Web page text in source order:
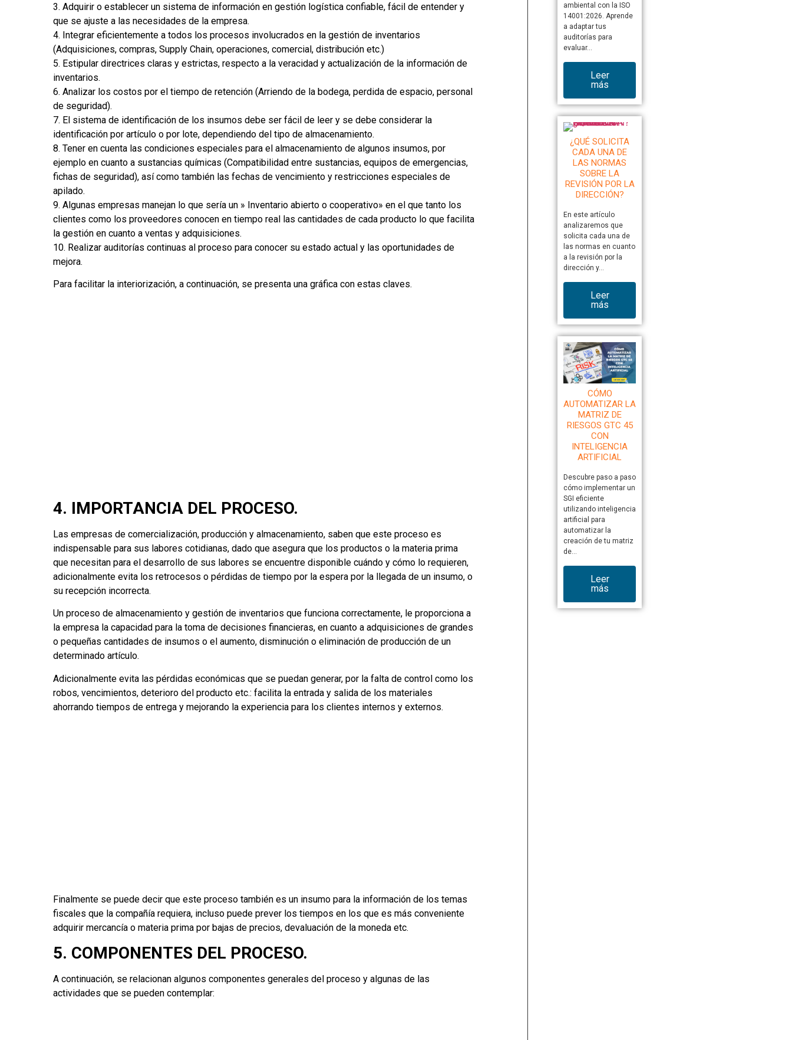
3. Adquirir o establecer un sistema de información en gestión logística confiable, fácil de entender y
que se ajuste a las necesidades de la empresa.
4. Integrar eficientemente a todos los procesos involucrados en la gestión de inventarios
(Adquisiciones, compras, Supply Chain, operaciones, comercial, distribución etc.)
5. Estipular directrices claras y estrictas, respecto a la veracidad y actualización de la información de
inventarios.
6. Analizar los costos por el tiempo de retención (Arriendo de la bodega, perdida de espacio, personal
de seguridad).
7. El sistema de identificación de los insumos debe ser fácil de leer y se debe considerar la
identificación por artículo o por lote, dependiendo del tipo de almacenamiento.
8. Tener en cuenta las condiciones especiales para el almacenamiento de algunos insumos, por
ejemplo en cuanto a sustancias químicas (Compatibilidad entre sustancias, equipos de emergencias,
fichas de seguridad), así como también las fechas de vencimiento y restricciones especiales de
apilado.
9. Algunas empresas manejan lo que sería un » Inventario abierto o cooperativo» en el que tanto los
clientes como los proveedores conocen en tiempo real las cantidades de cada producto lo que facilita
la gestión en cuanto a ventas y adquisiciones.
10. Realizar auditorías continuas al proceso para conocer su estado actual y las oportunidades de
mejora.
Para facilitar la interiorización, a continuación, se presenta una gráfica con estas claves.
4. IMPORTANCIA DEL PROCESO.
Las empresas de comercialización, producción y almacenamiento, saben que este proceso es
indispensable para sus labores cotidianas, dado que asegura que los productos o la materia prima
que necesitan para el desarrollo de sus labores se encuentre disponible cuándo y cómo lo requieren,
adicionalmente evita los retrocesos o pérdidas de tiempo por la espera por la llegada de un insumo, o
su recepción incorrecta.
Un proceso de almacenamiento y gestión de inventarios que funciona correctamente, le proporciona a
la empresa la capacidad para la toma de decisiones financieras, en cuanto a adquisiciones de grandes
o pequeñas cantidades de insumos o el aumento, disminución o eliminación de producción de un
determinado artículo.
Adicionalmente evita las pérdidas económicas que se puedan generar, por la falta de control como los
robos, vencimientos, deterioro del producto etc.: facilita la entrada y salida de los materiales
ahorrando tiempos de entrega y mejorando la experiencia para los clientes internos y externos.
Finalmente se puede decir que este proceso también es un insumo para la información de los temas
fiscales que la compañía requiera, incluso puede prever los tiempos en los que es más conveniente
adquirir mercancía o materia prima por bajas de precios, devaluación de la moneda etc.
5. COMPONENTES DEL PROCESO.
A continuación, se relacionan algunos componentes generales del proceso y algunas de las
actividades que se pueden contemplar:
ambiental con la ISO
14001:2026. Aprende
a adaptar tus
auditorías para
evaluar…
Leer
más
¿QUÉ SOLICITA
CADA UNA DE
LAS NORMAS
SOBRE LA
REVISIÓN POR LA
DIRECCIÓN?
En este artículo
analizaremos que
solicita cada una de
las normas en cuanto
a la revisión por la
dirección y…
Leer
más
CÓMO
AUTOMATIZAR LA
MATRIZ DE
RIESGOS GTC 45
CON
INTELIGENCIA
ARTIFICIAL
Descubre paso a paso
cómo implementar un
SGI eficiente
utilizando inteligencia
artificial para
automatizar la
creación de tu matriz
de…
Leer
más